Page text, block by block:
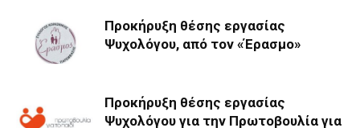
Προκήρυξη θέσης εργασίας
Ψυχολόγου, από τον «Έρασμο»
Προκήρυξη θέσης εργασίας
Ψυχολόγου για την Πρωτοβουλία για